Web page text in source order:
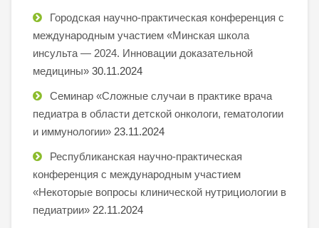
Городская научно-практическая конференция с
международным участием «Минская школа
инсульта — 2024. Инновации доказательной
медицины» 30.11.2024
Семинар «Сложные случаи в практике врача
педиатра в области детской онкологи, гематологии
и иммунологии» 23.11.2024
Республиканская научно-практическая
конференция с международным участием
«Некоторые вопросы клинической нутрициологии в
педиатрии» 22.11.2024